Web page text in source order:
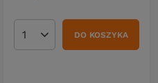
Ilość produktówDO KOSZYKA